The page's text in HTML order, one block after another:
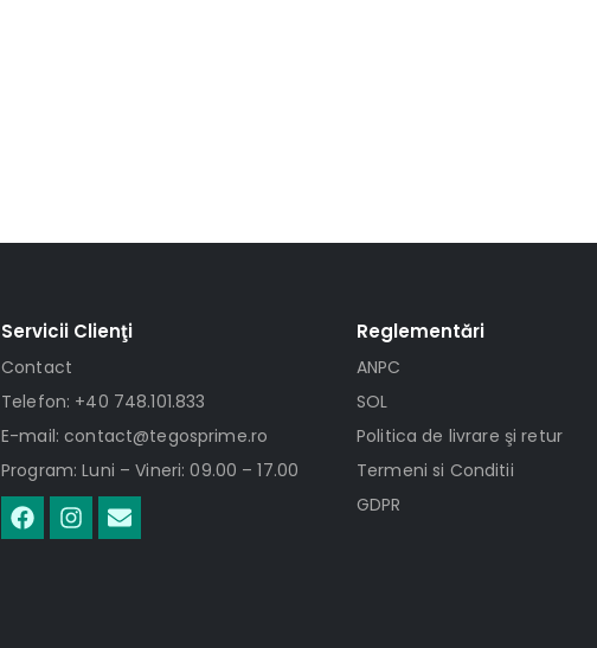
Servicii Clienţi
Contact
Telefon: +40 748.101.833
E-mail: contact@tegosprime.ro
Program: Luni – Vineri: 09.00 – 17.00
Reglementări
ANPC
SOL
Politica de livrare şi retur
Termeni si Conditii
GDPR